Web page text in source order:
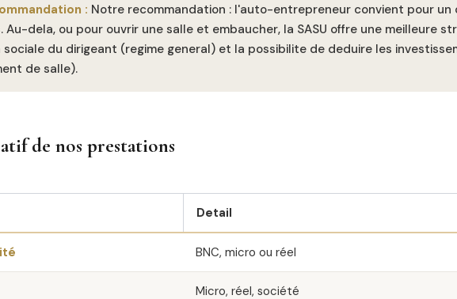
: Notre recommandation : l'auto-entrepreneur convient pour un
Au-dela, ou pour ouvrir une salle et embaucher, la SASU offre une meilleure
du dirigeant (regime general) et la possibilite de deduire les
de salle).
de nos prestations
Detail
BNC, micro ou réel
Micro, réel, société